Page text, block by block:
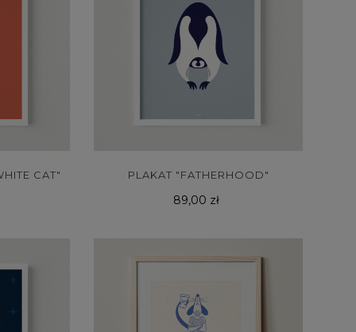
CAT" PLAKAT "FATHERHOOD"
Cena
89,00 zł